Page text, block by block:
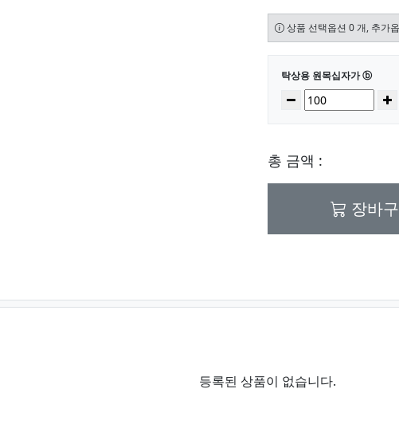
상품 선택옵션 0 개, 추가
선택된 옵션
탁상용 원목십자가 ⓑ
수량감소
총 금액 :
장바구
등록된 상품이 없습니다.